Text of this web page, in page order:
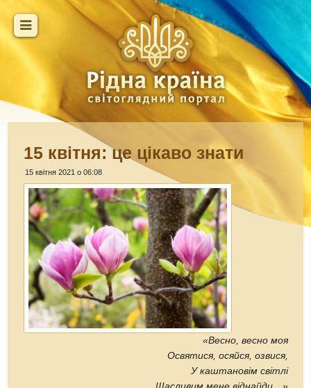
15 квітня: це цікаво знати
15 квітня 2021 о 06:08
«Весно, весно моя
Освятися, осяйся, озвися,
У каштановім світлі
Щасливим мене віднайди…»